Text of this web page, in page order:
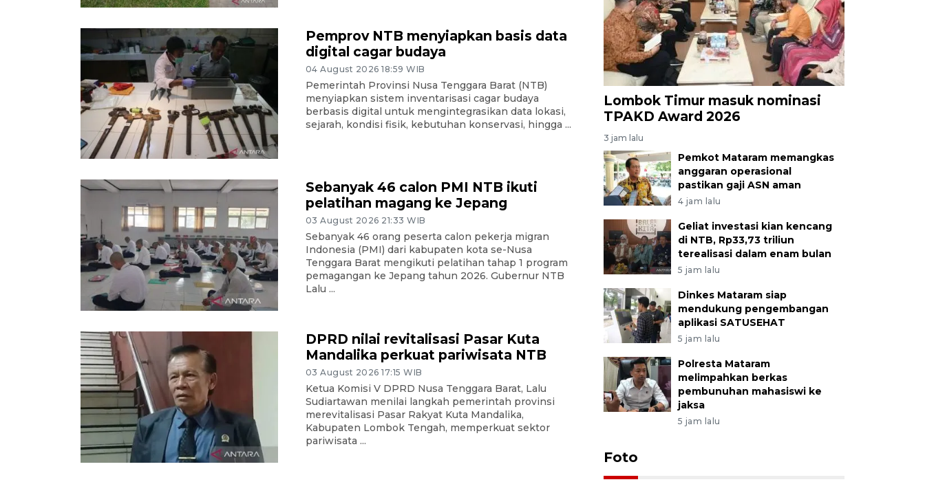
Pemprov NTB menyiapkan basis data
digital cagar budaya
04 August 2026 18:59 WIB
Pemerintah Provinsi Nusa Tenggara Barat (NTB)
menyiapkan sistem inventarisasi cagar budaya
berbasis digital untuk mengintegrasikan data lokasi,
sejarah, kondisi fisik, kebutuhan konservasi, hingga ...
Sebanyak 46 calon PMI NTB ikuti
pelatihan magang ke Jepang
03 August 2026 21:33 WIB
Sebanyak 46 orang peserta calon pekerja migran
Indonesia (PMI) dari kabupaten kota se-Nusa
Tenggara Barat mengikuti pelatihan tahap 1 program
pemagangan ke Jepang tahun 2026. Gubernur NTB
Lalu ...
DPRD nilai revitalisasi Pasar Kuta
Mandalika perkuat pariwisata NTB
03 August 2026 17:15 WIB
Ketua Komisi V DPRD Nusa Tenggara Barat, Lalu
Sudiartawan menilai langkah pemerintah provinsi
merevitalisasi Pasar Rakyat Kuta Mandalika,
Kabupaten Lombok Tengah, memperkuat sektor
pariwisata ...
Lombok Timur masuk nominasi
TPAKD Award 2026
3 jam lalu
Pemkot Mataram memangkas
anggaran operasional
pastikan gaji ASN aman
4 jam lalu
Geliat investasi kian kencang
di NTB, Rp33,73 triliun
terealisasi dalam enam bulan
5 jam lalu
Dinkes Mataram siap
mendukung pengembangan
aplikasi SATUSEHAT
5 jam lalu
Polresta Mataram
melimpahkan berkas
pembunuhan mahasiswi ke
jaksa
5 jam lalu
Foto